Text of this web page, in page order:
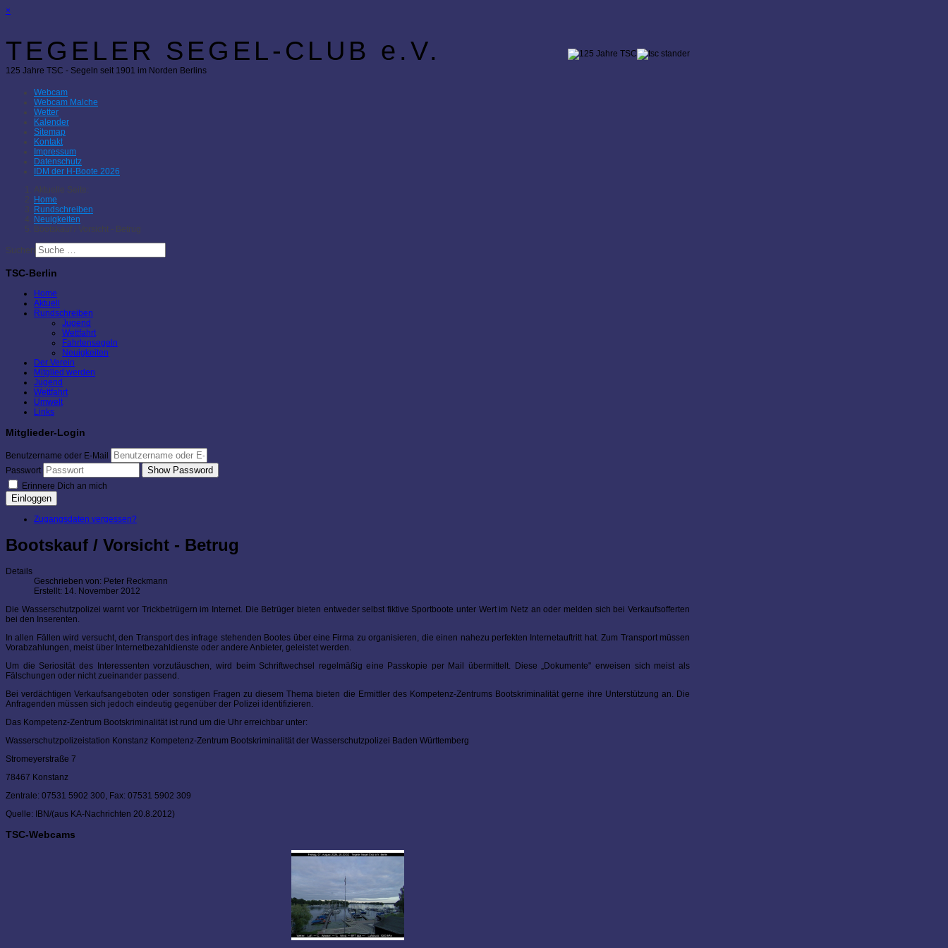
×
TEGELER SEGEL-CLUB e.V.
125 Jahre TSC - Segeln seit 1901 im Norden Berlins
Webcam
Webcam Malche
Wetter
Kalender
Sitemap
Kontakt
Impressum
Datenschutz
IDM der H-Boote 2026
Aktuelle Seite:
Home
Rundschreiben
Neuigkeiten
Bootskauf / Vorsicht - Betrug
Suchen
TSC-Berlin
Home
Aktuell
Rundschreiben
Jugend
Wettfahrt
Fahrtensegeln
Neuigkeiten
Der Verein
Mitglied werden
Jugend
Wettfahrt
Umwelt
Links
Mitglieder-Login
Benutzername oder E-Mail
Passwort
Show Password
Erinnere Dich an mich
Einloggen
Zugangsdaten vergessen?
Bootskauf / Vorsicht - Betrug
Details
Geschrieben von: Peter Reckmann
Erstellt: 14. November 2012
Die Wasserschutzpolizei warnt vor Trickbetrügern im Internet. Die Betrüger bieten entweder selbst fiktive Sportboote unter Wert im Netz an oder melden sich bei Verkaufsofferten
bei den Inserenten.
In allen Fällen wird versucht, den Transport des infrage stehenden Bootes über eine Firma zu organisieren, die einen nahezu perfekten Internetauftritt hat. Zum Transport müssen
Vorabzahlungen, meist über Internetbezahldienste oder andere Anbieter, geleistet werden.
Um die Seriosität des Interessenten vorzutäuschen, wird beim Schriftwechsel regelmäßig eine Passkopie per Mail übermittelt. Diese „Dokumente" erweisen sich meist als
Fälschungen oder nicht zueinander passend.
Bei verdächtigen Verkaufsangeboten oder sonstigen Fragen zu diesem Thema bieten die Ermittler des Kompetenz-Zentrums Bootskriminalität gerne ihre Unterstützung an. Die
Anfragenden müssen sich jedoch eindeutig gegenüber der Polizei identifizieren.
Das Kompetenz-Zentrum Bootskriminalität ist rund um die Uhr erreichbar unter:
Wasserschutzpolizeistation Konstanz Kompetenz-Zentrum Bootskriminalität der Wasserschutzpolizei Baden Württemberg
Stromeyerstraße 7
78467 Konstanz
Zentrale: 07531 5902 300, Fax: 07531 5902 309
Quelle: IBN/(aus KA-Nachrichten 20.8.2012)
TSC-Webcams